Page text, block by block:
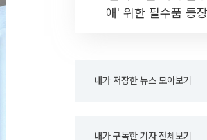
애' 위한 필수품 등
내가 저장한 뉴스 모아보기
내가 구독한 기자 전체보기